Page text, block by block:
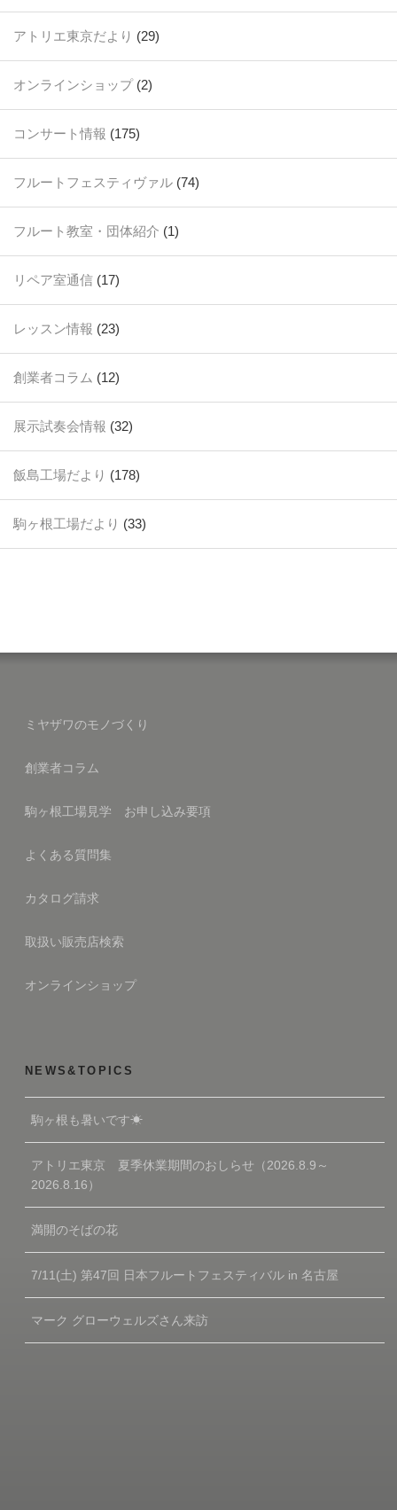
アトリエ東京だより (29)
オンラインショップ(2)
コンサート情報 (175)
フルートフェスティヴァル (74)
フルート教室・団体紹介 (1)
リペア室通信 (17)
レッスン情報 (23)
創業者コラム (12)
展示試奏会情報 (32)
飯島工場だより (178)
駒ヶ根工場だより (33)
ミヤザワのモノづくり
創業者コラム
駒ヶ根工場見学 お申し込み要項
よくある質問集
カタログ請求
取扱い販売店検索
オンラインショップ
NEWS&TOPICS
駒ヶ根も暑いです☀
アトリエ東京 夏季休業期間のおしらせ（2026.8.9～
2026.8.16）
満開のそばの花
7/11(土) 第47回 日本フルートフェスティバル in 名古屋
マーク グローウェルズさん来訪